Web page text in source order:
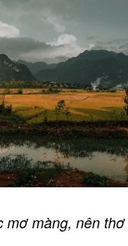
mơ màng, nên